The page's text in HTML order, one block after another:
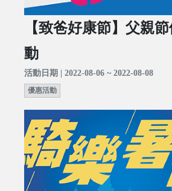
【致爸好康節】父親
動
活動日期 | 2022-08-06 ~ 2022-08-08
優惠活動